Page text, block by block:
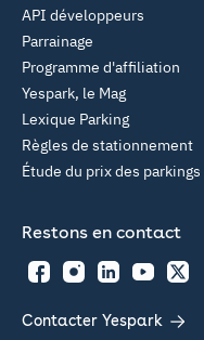
API développeurs
Parrainage
Programme d'affiliation
Yespark, le Mag
Lexique Parking
Règles de stationnement
Étude du prix des parkings
Restons en contact
FacebookInstagramLinkedInYouTubeTwitter
Contacter Yespark